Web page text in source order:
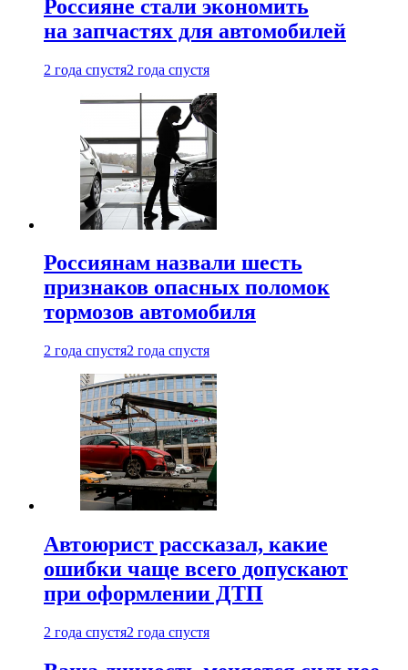
Россияне стали экономить
на запчастях для автомобилей
2 года спустя2 года спустя
Россиянам назвали шесть
признаков опасных поломок
тормозов автомобиля
2 года спустя2 года спустя
Автоюрист рассказал, какие
ошибки чаще всего допускают
при оформлении ДТП
2 года спустя2 года спустя